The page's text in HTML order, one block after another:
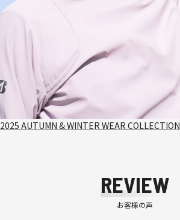
2025 AUTUMN & WINTER WEAR COLLECTION
REVIEW
お客様の声